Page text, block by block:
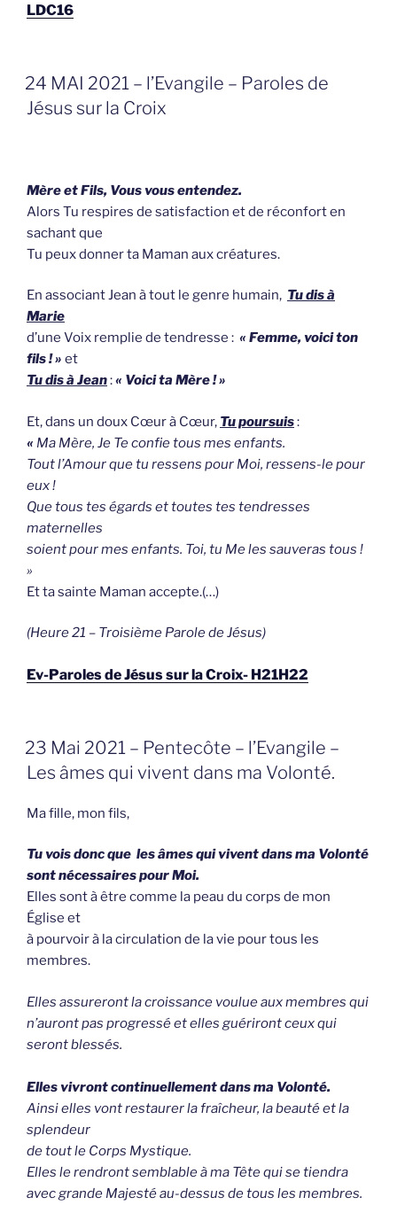
LDC16
GEPLAATST
OP
24 MAI 2021 – l’Evangile – Paroles de
Jésus sur la Croix
Mère et Fils, Vous vous entendez.
Alors Tu respires de satisfaction et de réconfort en
sachant que
Tu peux donner ta Maman aux créatures.
En associant Jean à tout le genre humain, Tu dis à
Marie
d’une Voix remplie de tendresse : « Femme, voici ton
fils ! » et
Tu dis à Jean:« Voici ta Mère ! »
Et, dans un doux Cœur à Cœur, Tu poursuis:
« Ma Mère, Je Te confie tous mes enfants.
Tout l’Amour que tu ressens pour Moi, ressens-le pour
eux !
Que tous tes égards et toutes tes tendresses
maternelles
soient pour mes enfants. Toi, tu Me les sauveras tous !
»
Et ta sainte Maman accepte.(…)
(Heure 21 – Troisième Parole de Jésus)
Ev-Paroles de Jésus sur la Croix- H21H22
GEPLAATST
OP
23 Mai 2021 – Pentecôte – l’Evangile –
Les âmes qui vivent dans ma Volonté.
Ma fille, mon fils,
Tu vois donc que les âmes qui vivent dans ma Volonté
sont nécessaires pour Moi.
Elles sont à être comme la peau du corps de mon
Église et
à pourvoir à la circulation de la vie pour tous les
membres.
Elles assureront la croissance voulue aux membres qui
n’auront pas progressé et elles guériront ceux qui
seront blessés.
Elles vivront continuellement dans ma Volonté.
Ainsi elles vont restaurer la fraîcheur, la beauté et la
splendeur
de tout le Corps Mystique.
Elles le rendront semblable à ma Tête qui se tiendra
avec grande Majesté au-dessus de tous les membres.